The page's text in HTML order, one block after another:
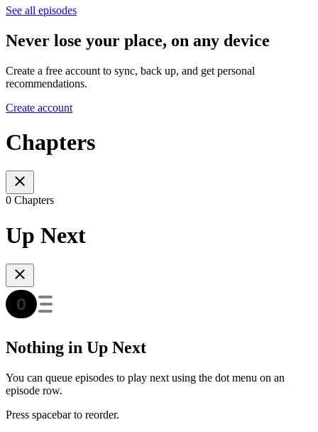
See all episodes
Never lose your place, on any device
Create a free account to sync, back up, and get personal
recommendations.
Create account
Chapters
0 Chapters
Up Next
Nothing in Up Next
You can queue episodes to play next using the dot menu on an
episode row.
Press spacebar to reorder.